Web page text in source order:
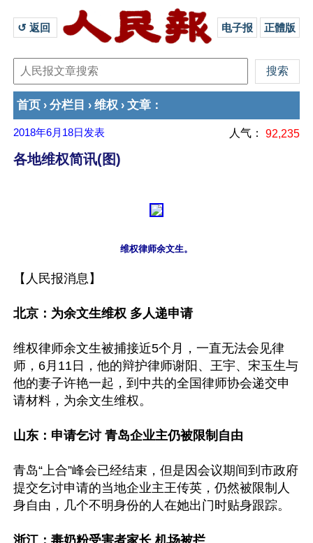
↺ 返回 电子报 正體版
首页 › 分栏目 › 维权 › 文章 ：
2018年6月18日 发表 人气： 92,235
各地维权简讯(图)
【人民报消息】
北京：为余文生维权 多人递申请
维权律师余文生被捕接近5个月，一直无法会见律
师，6月11日，他的辩护律师谢阳、王宇、宋玉生与
他的妻子许艳一起，到中共的全国律师协会递交申
请材料，为余文生维权。
山东：申请乞讨 青岛企业主仍被限制自由
青岛“上合”峰会已经结束，但是因会议期间到市政府
提交乞讨申请的当地企业主王传英，仍然被限制人
身自由，几个不明身份的人在她出门时贴身跟踪。
浙江：毒奶粉受害者家长 机场被拦